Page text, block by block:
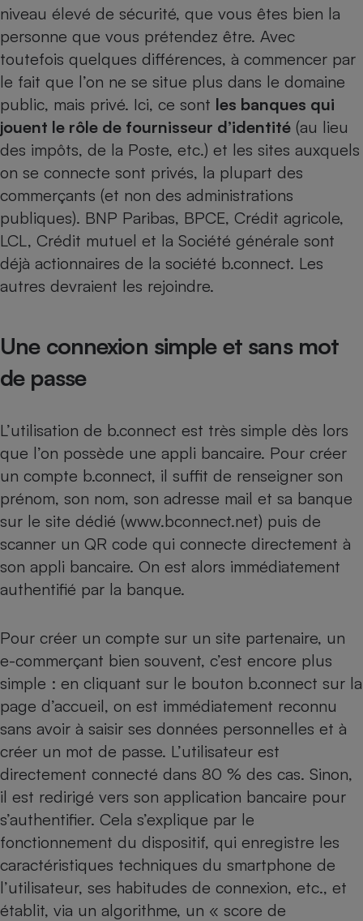
niveau élevé de sécurité, que vous êtes bien la
personne que vous prétendez être. Avec
toutefois quelques différences, à commencer par
le fait que l’on ne se situe plus dans le domaine
public, mais privé. Ici, ce sont les banques qui
jouent le rôle de fournisseur d’identité (au lieu
des impôts, de la Poste, etc.) et les sites auxquels
on se connecte sont privés, la plupart des
commerçants (et non des administrations
publiques). BNP Paribas, BPCE, Crédit agricole,
LCL, Crédit mutuel et la Société générale sont
déjà actionnaires de la société b.connect. Les
autres devraient les rejoindre.
Une connexion simple et sans mot
de passe
L’utilisation de b.connect est très simple dès lors
que l’on possède une appli bancaire. Pour créer
un compte b.connect, il suffit de renseigner son
prénom, son nom, son adresse mail et sa banque
sur le site dédié (www.bconnect.net) puis de
scanner un QR code qui connecte directement à
son appli bancaire. On est alors immédiatement
authentifié par la banque.
Pour créer un compte sur un site partenaire, un
e-commerçant bien souvent, c’est encore plus
simple : en cliquant sur le bouton b.connect sur la
page d’accueil, on est immédiatement reconnu
sans avoir à saisir ses données personnelles et à
créer un mot de passe. L’utilisateur est
directement connecté dans 80 % des cas. Sinon,
il est redirigé vers son application bancaire pour
s’authentifier. Cela s’explique par le
fonctionnement du dispositif, qui enregistre les
caractéristiques techniques du smartphone de
l’utilisateur, ses habitudes de connexion, etc., et
établit, via un algorithme, un « score de
Robot ménager